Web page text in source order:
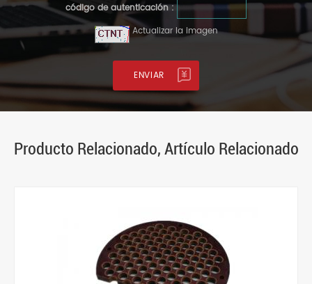
código de autenticación :
Actualizar la imagen
Producto Relacionado, Artículo Relacionado